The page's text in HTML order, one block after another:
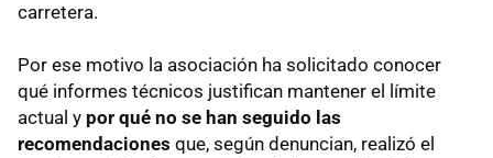
carretera.
Por ese motivo la asociación ha solicitado conocer
qué informes técnicos justifican mantener el límite
actual y por qué no se han seguido las
recomendaciones que, según denuncian, realizó el